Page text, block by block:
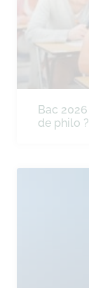
Bac
de philo ?